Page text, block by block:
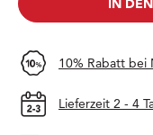
IN
10% Rabatt bei
Lieferzeit 2 - 4